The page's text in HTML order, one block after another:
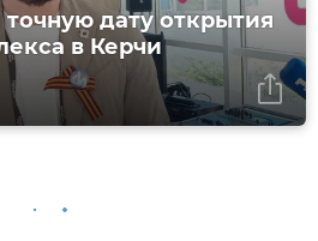
точную дату открытия
в Керчи